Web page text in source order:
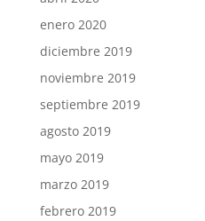
enero 2020
diciembre 2019
noviembre 2019
septiembre 2019
agosto 2019
mayo 2019
marzo 2019
febrero 2019